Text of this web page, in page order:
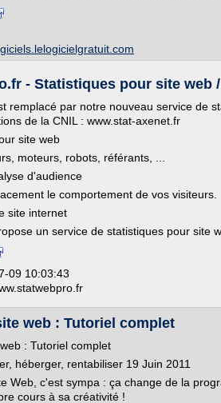
- Statistiques pour site web
remplacé par notre nouveau service de
de la CNIL : www.stat-axenet.fr
site web
moteurs, robots, référants, ...
d'audience
le comportement de vos visiteurs.
site internet
un service de statistiques pour site
09 10:03:43
web : Tutoriel complet
: Tutoriel complet
héberger, rentabiliser 19 Juin 2011
Web, c'est sympa : ça change de la
cours à sa créativité !